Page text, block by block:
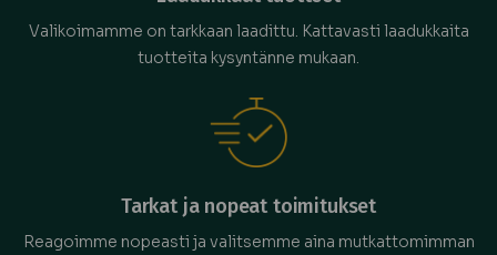
Valikoimamme on tarkkaan laadittu. Kattavasti laadukkaita
tuotteita kysyntänne mukaan.
Tarkat ja nopeat toimitukset
Reagoimme nopeasti ja valitsemme aina mutkattomimman